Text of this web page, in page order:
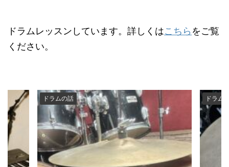
ドラムレッスンしています。詳しくはこちら をご覧
ください。
ドラムの話 ドラム